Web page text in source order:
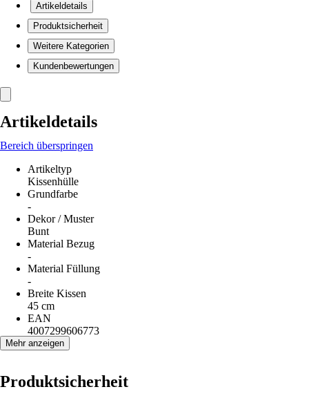
Artikeldetails
Produktsicherheit
Weitere Kategorien
Kundenbewertungen
Artikeldetails
Bereich überspringen
Artikeltyp
Kissenhülle
Grundfarbe
-
Dekor / Muster
Bunt
Material Bezug
-
Material Füllung
-
Breite Kissen
45 cm
EAN
4007299606773
Mehr anzeigen
Produktsicherheit